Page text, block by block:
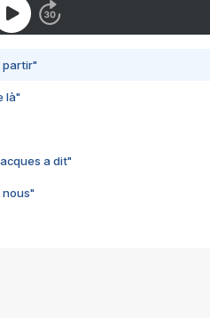
partir"
là"
a dit"
nous"